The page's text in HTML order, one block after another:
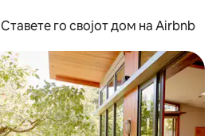
Ставете го својот дом на Airbnb